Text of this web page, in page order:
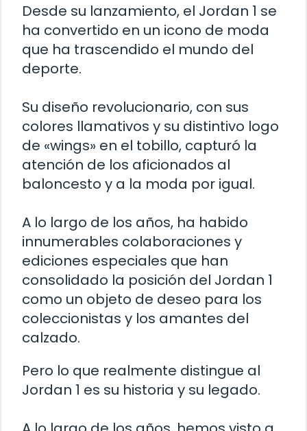
Desde su lanzamiento, el Jordan 1 se
ha convertido en un icono de moda
que ha trascendido el mundo del
deporte.
Su diseño revolucionario, con sus
colores llamativos y su distintivo logo
de «wings» en el tobillo, capturó la
atención de los aficionados al
baloncesto y a la moda por igual.
A lo largo de los años, ha habido
innumerables colaboraciones y
ediciones especiales que han
consolidado la posición del Jordan 1
como un objeto de deseo para los
coleccionistas y los amantes del
calzado.
Pero lo que realmente distingue al
Jordan 1 es su historia y su legado.